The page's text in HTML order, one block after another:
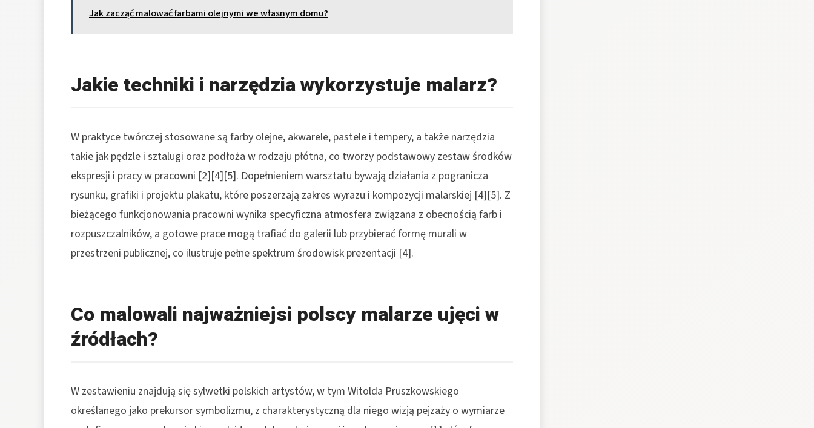
Jak zacząć malować farbami olejnymi we własnym domu?
Jakie techniki i narzędzia wykorzystuje malarz?
W praktyce twórczej stosowane są farby olejne, akwarele, pastele i tempery, a także narzędzia
takie jak pędzle i sztalugi oraz podłoża w rodzaju płótna, co tworzy podstawowy zestaw środków
ekspresji i pracy w pracowni [2][4][5]. Dopełnieniem warsztatu bywają działania z pogranicza
rysunku, grafiki i projektu plakatu, które poszerzają zakres wyrazu i kompozycji malarskiej [4][5]. Z
bieżącego funkcjonowania pracowni wynika specyficzna atmosfera związana z obecnością farb i
rozpuszczalników, a gotowe prace mogą trafiać do galerii lub przybierać formę murali w
przestrzeni publicznej, co ilustruje pełne spektrum środowisk prezentacji [4].
Co malowali najważniejsi polscy malarze ujęci w
źródłach?
W zestawieniu znajdują się sylwetki polskich artystów, w tym Witolda Pruszkowskiego
określanego jako prekursor symbolizmu, z charakterystyczną dla niego wizją pejzaży o wymiarze